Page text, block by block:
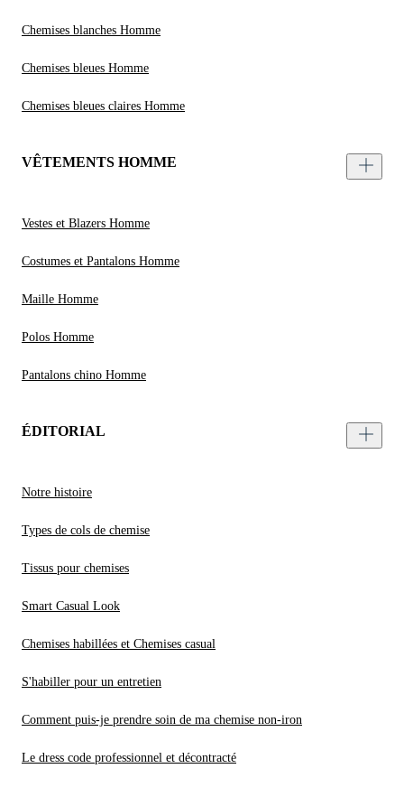
Chemises blanches Homme
Chemises bleues Homme
Chemises bleues claires Homme
VÊTEMENTS HOMME
Vestes et Blazers Homme
Costumes et Pantalons Homme
Maille Homme
Polos Homme
Pantalons chino Homme
ÉDITORIAL
Notre histoire
Types de cols de chemise
Tissus pour chemises
Smart Casual Look
Chemises habillées et Chemises casual
S'habiller pour un entretien
Comment puis-je prendre soin de ma chemise non-iron
Le dress code professionnel et décontracté